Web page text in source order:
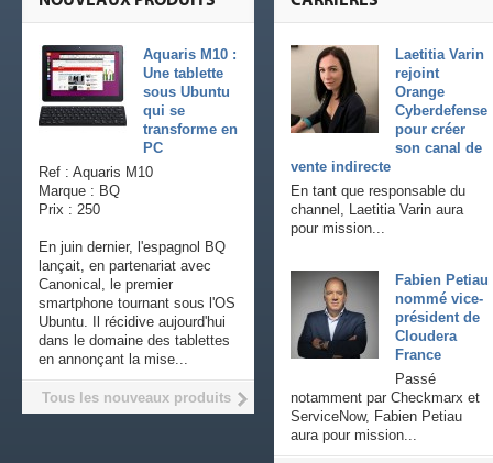
Laetitia Varin
rejoint
Orange
Cyberdefense
pour créer
son canal de
vente indirecte
En tant que responsable du
channel, Laetitia Varin aura
pour mission...
Fabien Petiau
nommé vice-
président de
Cloudera
France
Passé
notamment par Checkmarx et
ServiceNow, Fabien Petiau
aura pour mission...
Aquaris M10 :
Une tablette
sous Ubuntu
qui se
transforme en
PC
Ref : Aquaris M10
Marque : BQ
Prix : 250
En juin dernier, l'espagnol BQ
lançait, en partenariat avec
Canonical, le premier
smartphone tournant sous l'OS
Ubuntu. Il récidive aujourd'hui
dans le domaine des tablettes
en annonçant la mise...
Tous les nouveaux produits